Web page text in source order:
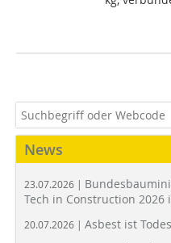
News
23.07.2026 |
Tech in Construction 2026
20.07.2026 | Asbest ist